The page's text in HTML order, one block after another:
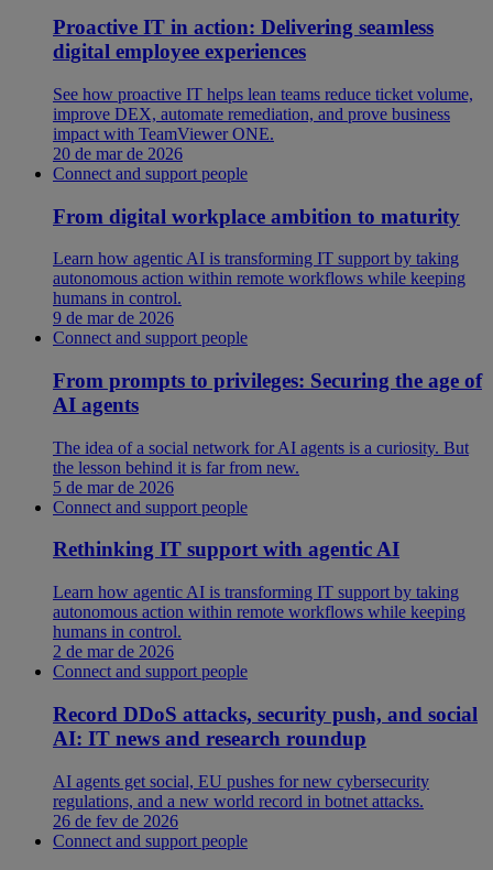
Proactive IT in action: Delivering seamless
digital employee experiences
See how proactive IT helps lean teams reduce ticket volume,
improve DEX, automate remediation, and prove business
impact with TeamViewer ONE.
20 de mar de 2026
Connect and support people
From digital workplace ambition to maturity
Learn how agentic AI is transforming IT support by taking
autonomous action within remote workflows while keeping
humans in control.
9 de mar de 2026
Connect and support people
From prompts to privileges: Securing the age of
AI agents
The idea of a social network for AI agents is a curiosity. But
the lesson behind it is far from new.
5 de mar de 2026
Connect and support people
Rethinking IT support with agentic AI
Learn how agentic AI is transforming IT support by taking
autonomous action within remote workflows while keeping
humans in control.
2 de mar de 2026
Connect and support people
Record DDoS attacks, security push, and social
AI: IT news and research roundup
AI agents get social, EU pushes for new cybersecurity
regulations, and a new world record in botnet attacks.
26 de fev de 2026
Connect and support people